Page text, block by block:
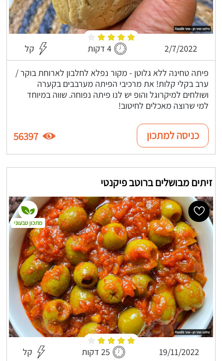
2/7/2022 4 דקות קל
פיתה טחינה ללא גלוטן - מקור נפלא לחלבון לארוחת בוקר /
ערב בקלי קלות! את מרכיבי הפיתה מערבבים בקערה
ושולחים למיקרוגל והופ יש לנו פיתה נפוחה. שווה במיוחד
למי שרוצה מאכלים לחיטוב!
כניסה למתכון 56397
זיתים מבושלים ברוטב פיקנטי
19/11/2022 25 דקות קל
מתכון טבעוני